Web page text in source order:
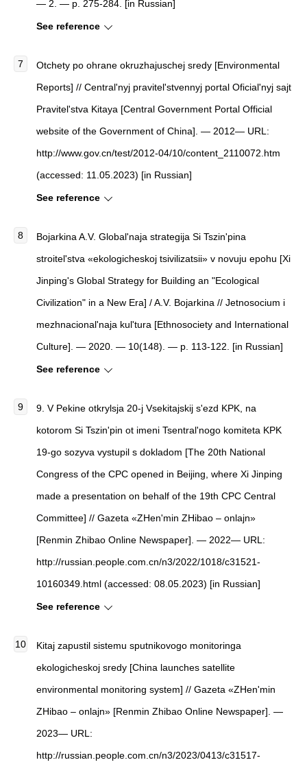
— 2. — p. 275-284. [in Russian]
See reference
Otchety po ohrane okruzhajuschej sredy [Environmental
Reports] // Central'nyj pravitel'stvennyj portal Oficial'nyj sajt
Pravitel'stva Kitaya [Central Government Portal Official
website of the Government of China]. — 2012— URL:
http://www.gov.cn/test/2012-04/10/content_2110072.htm
(accessed: 11.05.2023) [in Russian]
See reference
Bojarkina A.V. Global'naja strategija Si Tszin'pina
stroitel'stva «ekologicheskoj tsivilizatsii» v novuju epohu [Xi
Jinping's Global Strategy for Building an "Ecological
Civilization" in a New Era] / A.V. Bojarkina // Jetnosocium i
mezhnacional'naja kul'tura [Ethnosociety and International
Culture]. — 2020. — 10(148). — p. 113-122. [in Russian]
See reference
9. V Pekine otkrylsja 20-j Vsekitajskij s'ezd KPK, na
kotorom Si Tszin'pin ot imeni Tsentral'nogo komiteta KPK
19-go sozyva vystupil s dokladom [The 20th National
Congress of the CPC opened in Beijing, where Xi Jinping
made a presentation on behalf of the 19th CPC Central
Committee] // Gazeta «ZHen'min ZHibao – onlajn»
[Renmin Zhibao Online Newspaper]. — 2022— URL:
http://russian.people.com.cn/n3/2022/1018/c31521-
10160349.html (accessed: 08.05.2023) [in Russian]
See reference
Kitaj zapustil sistemu sputnikovogo monitoringa
ekologicheskoj sredy [China launches satellite
environmental monitoring system] // Gazeta «ZHen'min
ZHibao – onlajn» [Renmin Zhibao Online Newspaper]. —
2023— URL:
http://russian.people.com.cn/n3/2023/0413/c31517-